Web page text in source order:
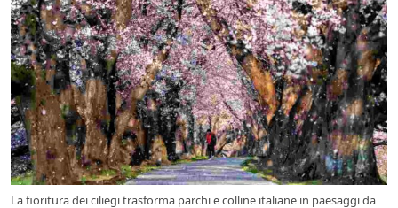
La fioritura dei ciliegi trasforma parchi e colline italiane in paesaggi da